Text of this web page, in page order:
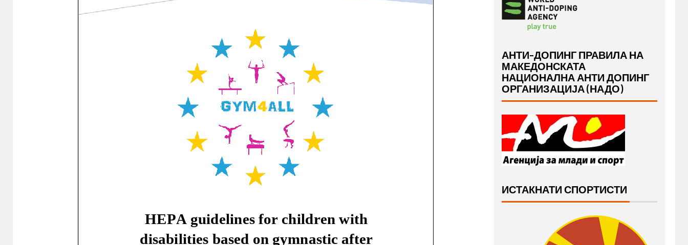
АНТИ-ДОПИНГ ПРАВИЛА НА
МАКЕДОНСКАТА
НАЦИОНАЛНА АНТИ ДОПИНГ
ОРГАНИЗАЦИЈА (НАДО)
ИСТАКНАТИ СПОРТИСТИ